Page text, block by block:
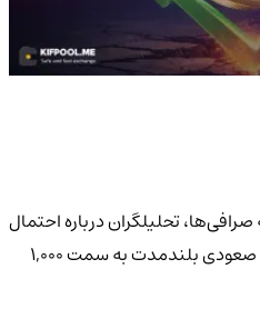
تحلیلگران درباره احتمال
اصلاح قیمت تا ۵۰ دلار و شکست صعودی بلندمدت به سمت ۱,۰۰۰